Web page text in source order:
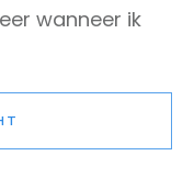
wanneer ik